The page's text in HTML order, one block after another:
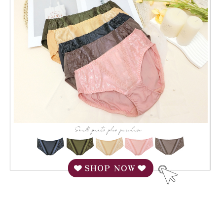
宅配/離島不配送
每筆NT$80，滿NT$890(含以上)免運費
黑貓貨到付款
每筆NT$120
查看運費